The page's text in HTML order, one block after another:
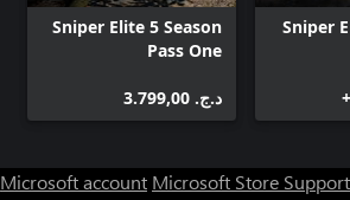
Sniper
Sniper Elite 5 Season
Pass One
د.ج.‏ 3.799,00
Microsoft account Microsoft Store Support